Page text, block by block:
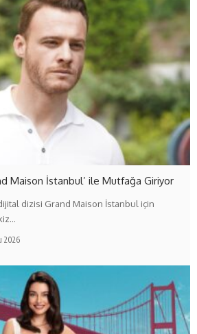
Maison İstanbul’ ile Mutfağa Giriyor
dizisi Grand Maison İstanbul için
2026